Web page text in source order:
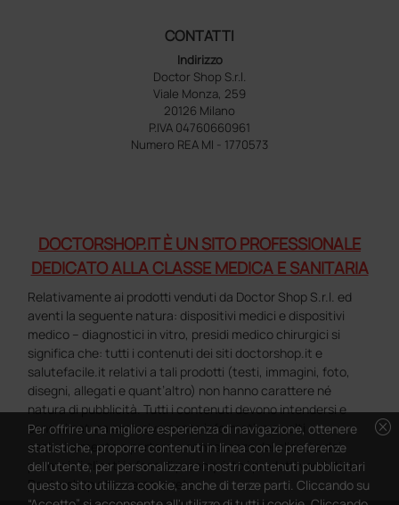
CONTATTI
Indirizzo
Doctor Shop S.r.l.
Viale Monza, 259
20126 Milano
P.IVA 04760660961
Numero REA MI - 1770573
DOCTORSHOP.IT È UN SITO PROFESSIONALE
DEDICATO ALLA CLASSE MEDICA E SANITARIA
Relativamente ai prodotti venduti da Doctor Shop S.r.l. ed
aventi la seguente natura: dispositivi medici e dispositivi
medico – diagnostici in vitro, presidi medico chirurgici si
significa che: tutti i contenuti dei siti doctorshop.it e
salutefacile.it relativi a tali prodotti (testi, immagini, foto,
disegni, allegati e quant’altro) non hanno carattere né
natura di pubblicità. Tutti i contenuti devono intendersi e
sono di natura esclusivamente informativa e volti
esclusivamente a portare a conoscenza dei clienti e dei
potenziali clienti in fase di preacquisto i prodotti venduti da
Doctorshop attraverso la rete.
cancel
Per offrire una migliore esperienza di navigazione, ottenere
statistiche, proporre contenuti in linea con le preferenze
dell'utente, per personalizzare i nostri contenuti pubblicitari
questo sito utilizza cookie, anche di terze parti. Cliccando su